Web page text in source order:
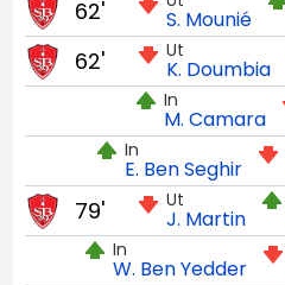
S. Mounié
62'
Ut
K. Doumbia
62'
In
M. Camara
In
E. Ben Seghir
Ut
J. Martin
79'
In
W. Ben Yedder